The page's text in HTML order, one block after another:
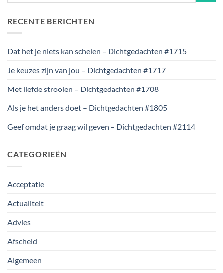
RECENTE BERICHTEN
Dat het je niets kan schelen – Dichtgedachten #1715
Je keuzes zijn van jou – Dichtgedachten #1717
Met liefde strooien – Dichtgedachten #1708
Als je het anders doet – Dichtgedachten #1805
Geef omdat je graag wil geven – Dichtgedachten #2114
CATEGORIEËN
Acceptatie
Actualiteit
Advies
Afscheid
Algemeen